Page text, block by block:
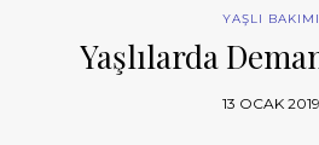
YAŞLI BAKIMI
Yaşlılarda
13 OCAK 2019